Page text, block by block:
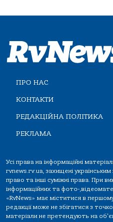
ПРО НАС
КОНТАКТИ
РЕДАКЦІЙНА ПОЛІТИКА
РЕКЛАМА
Усі права на інформаційні
rvnews.rv.ua, захищені
право та інші суміжні права. При
інформаційних та фото-
«RvNews» має міститися в
редакції може не збігатися з
матеріали не претендують на